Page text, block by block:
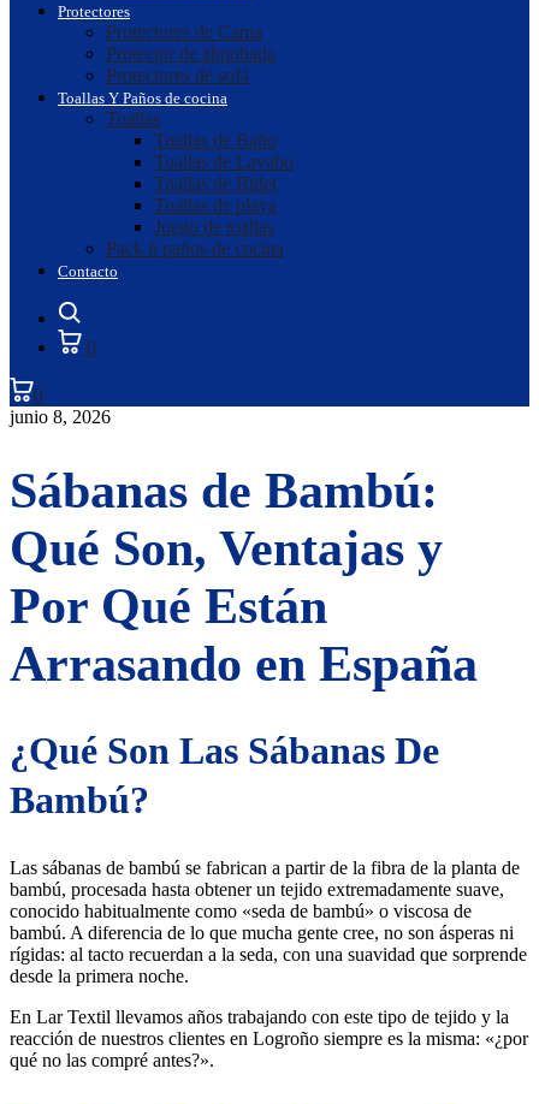
Protectores
Protectores de Cama
Protector de almohada
Protectores de sofá
Toallas Y Paños de cocina
Toallas
Toallas de Baño
Toallas de Lavabo
Toallas de Bidet
Toallas de playa
Juego de toallas
Pack 6 paños de cocina
Contacto
0
0
junio 8, 2026
Sábanas de Bambú:
Qué Son, Ventajas y
Por Qué Están
Arrasando en España
¿Qué Son Las Sábanas De
Bambú?
Las sábanas de bambú se fabrican a partir de la fibra de la planta de
bambú, procesada hasta obtener un tejido extremadamente suave,
conocido habitualmente como «seda de bambú» o viscosa de
bambú. A diferencia de lo que mucha gente cree, no son ásperas ni
rígidas: al tacto recuerdan a la seda, con una suavidad que sorprende
desde la primera noche.
En Lar Textil llevamos años trabajando con este tipo de tejido y la
reacción de nuestros clientes en Logroño siempre es la misma: «¿por
qué no las compré antes?».